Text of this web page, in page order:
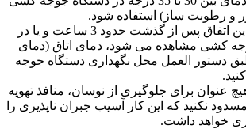
رطوبت ساز) استفاده شود.
درصورتی که این اتفاق پس از گذشت حدود 3 ساعت و یا در
کشی مشاهده می شود، دمای اتاق (دمای
دستور العمل محل نگهداری دستگاه جوجه
عنوان برای جلوگیری از نوسان، منافذ تهویه
نکنید که این کار آسیب جبران ناپذیری را
خواهد داشت.